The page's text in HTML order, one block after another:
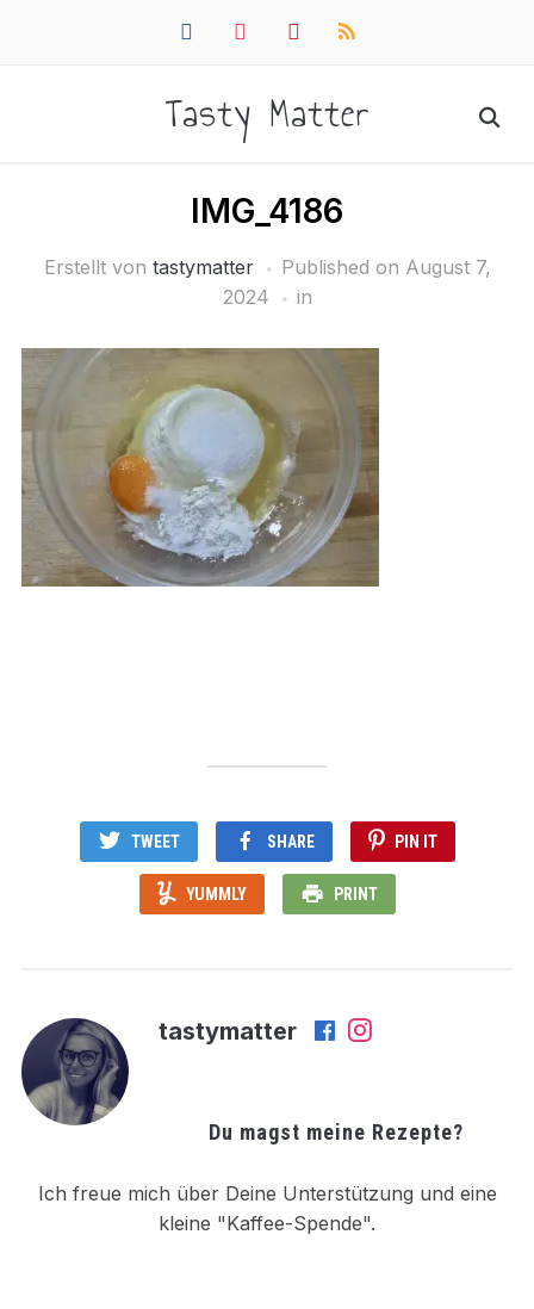
facebookinstagrampinterestrss
Tasty Matter
IMG_4186
Erstellt von tastymatter Published on August 7,
2024
in
TWEET SHARE PIN IT
YUMMLY PRINT
tastymatter
Du magst meine Rezepte?
Ich freue mich über Deine Unterstützung und eine
kleine "Kaffee-Spende".